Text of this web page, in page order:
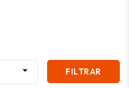
 FILTRAR